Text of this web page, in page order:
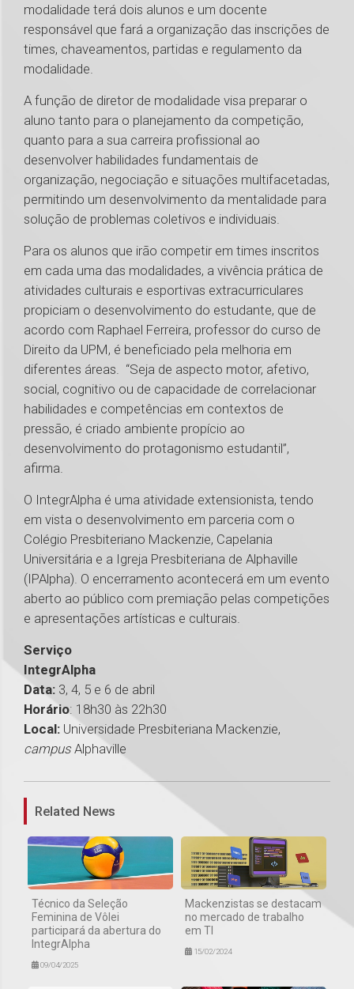
modalidade terá dois alunos e um docente
responsável que fará a organização das inscrições de
times, chaveamentos, partidas e regulamento da
modalidade.
A função de diretor de modalidade visa preparar o
aluno tanto para o planejamento da competição,
quanto para a sua carreira profissional ao
desenvolver habilidades fundamentais de
organização, negociação e situações multifacetadas,
permitindo um desenvolvimento da mentalidade para
solução de problemas coletivos e individuais.
Para os alunos que irão competir em times inscritos
em cada uma das modalidades, a vivência prática de
atividades culturais e esportivas extracurriculares
propiciam o desenvolvimento do estudante, que de
acordo com Raphael Ferreira, professor do curso de
Direito da UPM, é beneficiado pela melhoria em
diferentes áreas. “Seja de aspecto motor, afetivo,
social, cognitivo ou de capacidade de correlacionar
habilidades e competências em contextos de
pressão, é criado ambiente propício ao
desenvolvimento do protagonismo estudantil”,
afirma.
O IntegrAlpha é uma atividade extensionista, tendo
em vista o desenvolvimento em parceria com o
Colégio Presbiteriano Mackenzie, Capelania
Universitária e a Igreja Presbiteriana de Alphaville
(IPAlpha). O encerramento acontecerá em um evento
aberto ao público com premiação pelas competições
e apresentações artísticas e culturais.
Serviço
IntegrAlpha
Data: 3, 4, 5 e 6 de abril
Horário: 18h30 às 22h30
Local: Universidade Presbiteriana Mackenzie,
campus Alphaville
Related News
Técnico da Seleção
Feminina de Vôlei
participará da abertura do
IntegrAlpha
09/04/2025
Mackenzistas se destacam
no mercado de trabalho
em TI
15/02/2024